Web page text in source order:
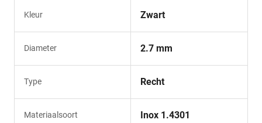
Kleur Zwart
Diameter 2.7 mm
Type Recht
Materiaalsoort Inox 1.4301